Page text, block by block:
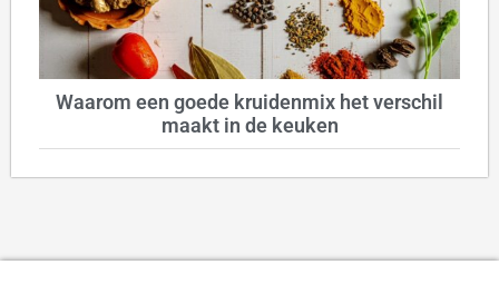
Waarom een goede kruidenmix het verschil
maakt in de keuken